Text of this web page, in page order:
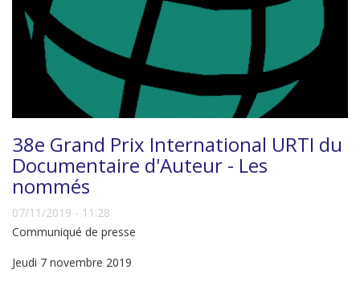
38e Grand Prix International URTI du
Documentaire d'Auteur - Les
nommés
07/11/2019 - 11:28
Communiqué de presse
Jeudi 7 novembre 2019